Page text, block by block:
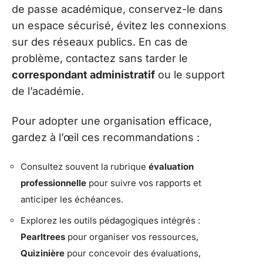
de passe académique, conservez-le dans
un espace sécurisé, évitez les connexions
sur des réseaux publics. En cas de
problème, contactez sans tarder le
correspondant administratif ou le support
de l’académie.
Pour adopter une organisation efficace,
gardez à l’œil ces recommandations :
Consultez souvent la rubrique évaluation
professionnelle pour suivre vos rapports et
anticiper les échéances.
Explorez les outils pédagogiques intégrés :
Pearltrees pour organiser vos ressources,
Quizinière pour concevoir des évaluations,